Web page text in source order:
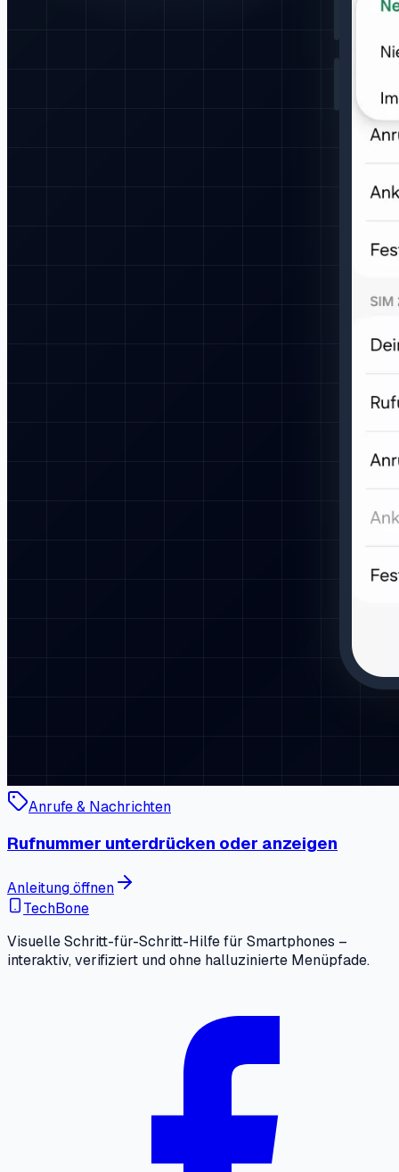
Anrufe & Nachrichten
Rufnummer unterdrücken oder anzeigen
Anleitung öffnen
TechBone
Visuelle Schritt-für-Schritt-Hilfe für Smartphones –
interaktiv, verifiziert und ohne halluzinierte Menüpfade.